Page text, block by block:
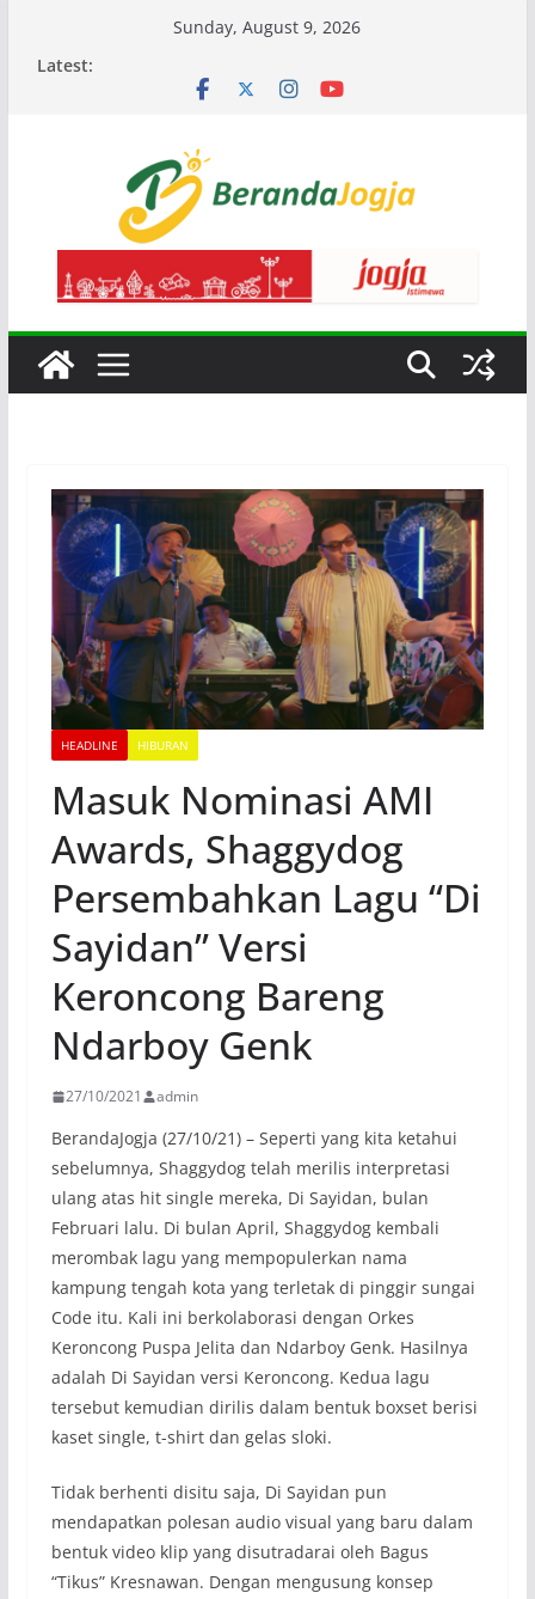
Sunday, August 9, 2026
Latest:
HEADLINE HIBURAN
Masuk Nominasi AMI
Awards, Shaggydog
Persembahkan Lagu “Di
Sayidan” Versi
Keroncong Bareng
Ndarboy Genk
27/10/2021 admin
BerandaJogja (27/10/21) – Seperti yang kita ketahui
sebelumnya, Shaggydog telah merilis interpretasi
ulang atas hit single mereka, Di Sayidan, bulan
Februari lalu. Di bulan April, Shaggydog kembali
merombak lagu yang mempopulerkan nama
kampung tengah kota yang terletak di pinggir sungai
Code itu. Kali ini berkolaborasi dengan Orkes
Keroncong Puspa Jelita dan Ndarboy Genk. Hasilnya
adalah Di Sayidan versi Keroncong. Kedua lagu
tersebut kemudian dirilis dalam bentuk boxset berisi
kaset single, t-shirt dan gelas sloki.
Tidak berhenti disitu saja, Di Sayidan pun
mendapatkan polesan audio visual yang baru dalam
bentuk video klip yang disutradarai oleh Bagus
“Tikus” Kresnawan. Dengan mengusung konsep